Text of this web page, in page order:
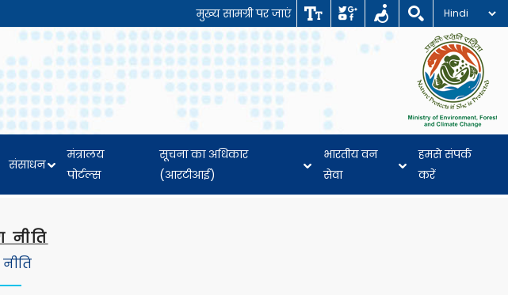
मुख्य सामग्री पर जाएं
संसाधन
मंत्रालय
पोर्टल्स
सूचना का अधिकार
(आरटीआई)
भारतीय वन
सेवा
हमसे संपर्क
करें
नीति